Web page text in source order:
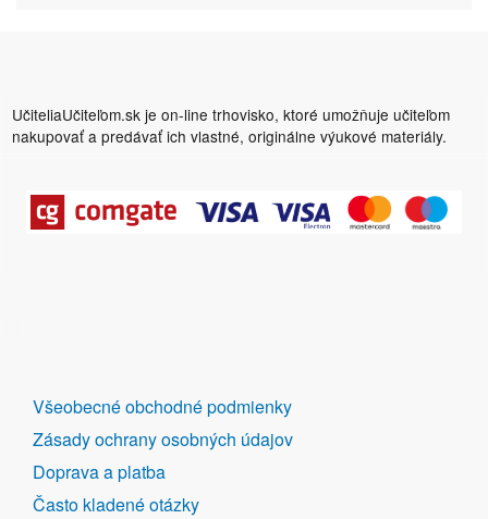
UčiteliaUčiteľom.sk je on-line trhovisko, ktoré umožňuje učiteľom
nakupovať a predávať ich vlastné, originálne výukové materiály.
DALŠÍ
ODKAZY
Všeobecné obchodné podmienky
Zásady ochrany osobných údajov
Doprava a platba
Často kladené otázky